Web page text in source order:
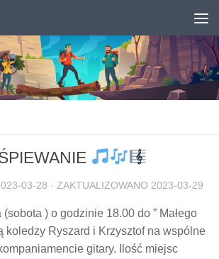
03-28 · ZAKTUALIZOWANO 2023-03-29
) o godzinie 18.00 do ” Małego
koledzy Ryszard i Krzysztof na wspólne
gitary. Ilość miejsc